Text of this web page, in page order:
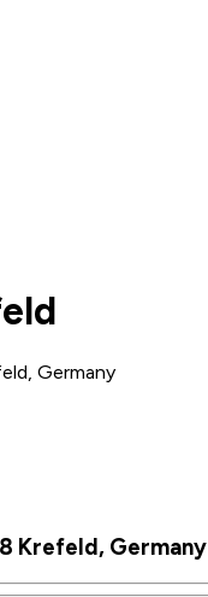
Germany
Krefeld, Germany